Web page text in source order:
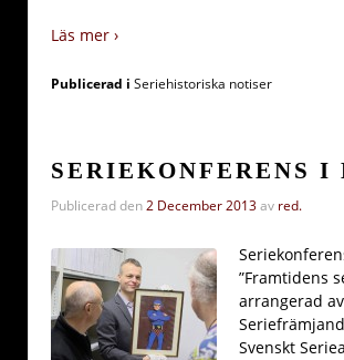
Läs mer ›
Publicerad i Seriehistoriska notiser
SERIEKONFERENS I
Publicerad den2 December 2013av red.
”Framtidens
arrangerad av
Svenskt